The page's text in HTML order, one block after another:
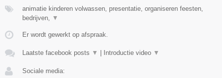
animatie kinderen volwassen, presentatie, organiseren feesten,
bedrijven,
▼
Er wordt gewerkt op afspraak.
Laatste facebook posts ▼ | Introductie video ▼
Sociale media: